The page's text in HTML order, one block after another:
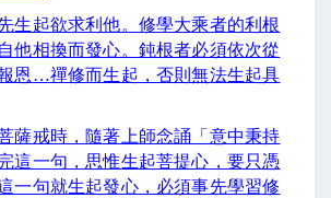
生起欲求利他。修學大乘者的利根
他相換而發心。鈍根者必須依次從
恩 …禪修而生起，否則無法生起具
薩戒時，隨著上師念誦「意中秉持
這一句，思惟生起菩提心，要只憑
一句就生起發心，必須事先學習修